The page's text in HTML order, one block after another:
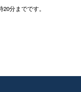
分までです。